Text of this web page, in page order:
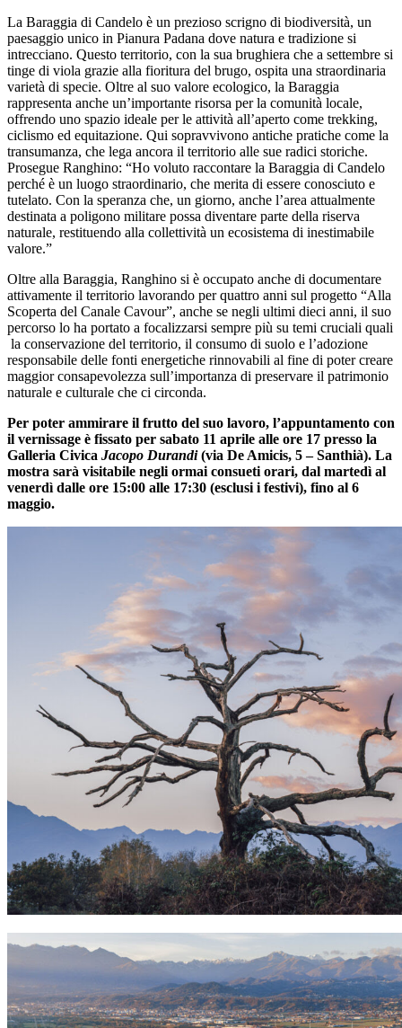
La Baraggia di Candelo è un prezioso scrigno di biodiversità, un
paesaggio unico in Pianura Padana dove natura e tradizione si
intrecciano. Questo territorio, con la sua brughiera che a settembre si
tinge di viola grazie alla fioritura del brugo, ospita una straordinaria
varietà di specie. Oltre al suo valore ecologico, la Baraggia
rappresenta anche un’importante risorsa per la comunità locale,
offrendo uno spazio ideale per le attività all’aperto come trekking,
ciclismo ed equitazione. Qui sopravvivono antiche pratiche come la
transumanza, che lega ancora il territorio alle sue radici storiche.
Prosegue Ranghino: “Ho voluto raccontare la Baraggia di Candelo
perché è un luogo straordinario, che merita di essere conosciuto e
tutelato. Con la speranza che, un giorno, anche l’area attualmente
destinata a poligono militare possa diventare parte della riserva
naturale, restituendo alla collettività un ecosistema di inestimabile
valore.”
Oltre alla Baraggia, Ranghino si è occupato anche di documentare
attivamente il territorio lavorando per quattro anni sul progetto “Alla
Scoperta del Canale Cavour”, anche se negli ultimi dieci anni, il suo
percorso lo ha portato a focalizzarsi sempre più su temi cruciali quali
la conservazione del territorio, il consumo di suolo e l’adozione
responsabile delle fonti energetiche rinnovabili al fine di poter creare
maggior consapevolezza sull’importanza di preservare il patrimonio
naturale e culturale che ci circonda.
Per poter ammirare il frutto del suo lavoro, l’appuntamento con
il vernissage è fissato per sabato 11 aprile alle ore 17 presso la
Galleria Civica Jacopo Durandi(via De Amicis, 5 – Santhià). La
mostra sarà visitabile negli ormai consueti orari, dal martedì al
venerdì dalle ore 15:00 alle 17:30 (esclusi i festivi), fino al 6
maggio.